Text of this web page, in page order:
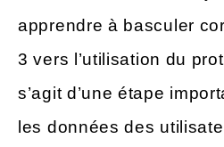
apprendre à basculer
3 vers l’utilisation du
s’agit d’une étape
les données des